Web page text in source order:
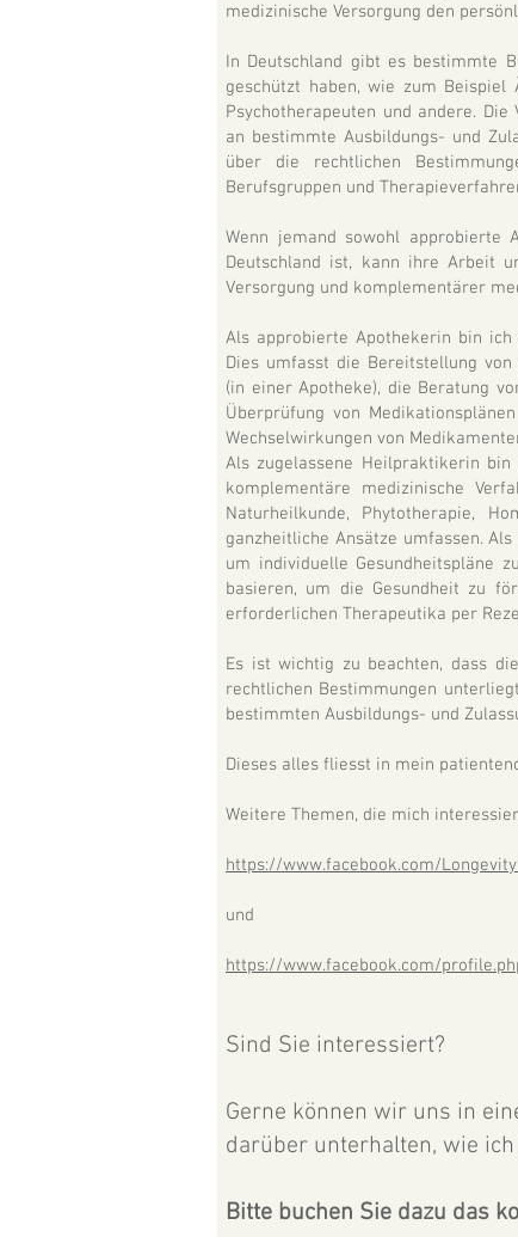
medizinische Versorgung den
In Deutschland gibt es bestimmte
geschützt haben, wie zum Beispiel
Psychotherapeuten und andere.
an bestimmte Ausbildungs- und
über die rechtlichen
Berufsgruppen und
Wenn jemand sowohl approbierte
Deutschland ist, kann ihre Arbeit
Versorgung und komplementärer
Als approbierte Apothekerin bin ich
Dies umfasst die Bereitstellung
(in einer Apotheke), die Beratung
Überprüfung von
Wechselwirkungen von
Als zugelassene Heilpraktikerin
komplementäre medizinische
Naturheilkunde, Phytotherapie,
ganzheitliche Ansätze umfassen.
um individuelle Gesundheitspläne
basieren, um die Gesundheit zu
erforderlichen Therapeutika per
Es ist wichtig zu beachten, dass
rechtlichen Bestimmungen
bestimmten Ausbildungs- und
Dieses alles fliesst in mein
Weitere Themen, die mich
https://www.facebook.com/
und
https://www.facebook.com/
Sind Sie interessiert?
Gerne können wir uns in
darüber unterhalten, wie
Bitte buchen Sie dazu das